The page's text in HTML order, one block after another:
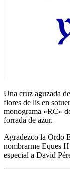
Una cruz aguzada
flores de lis en
monograma «RC»
forrada de azur.
Agradezco la Ordo
nombrarme Eques
especial a David